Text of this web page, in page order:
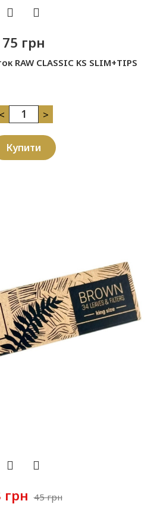
75 грн
RAW CLASSIC KS SLIM+TIPS
< >
Купити
грн 45 грн